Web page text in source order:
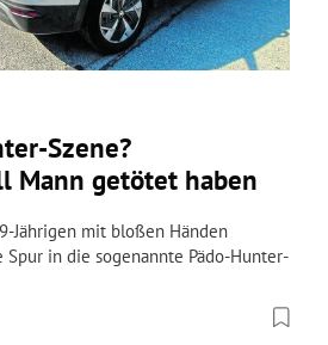
Szene?
Mann getötet haben
Jährigen mit bloßen Händen
Spur in die sogenannte Pädo-Hunter-